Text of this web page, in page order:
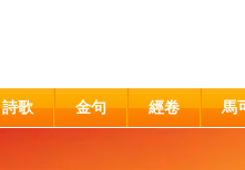
詩歌 金句 經卷 馬